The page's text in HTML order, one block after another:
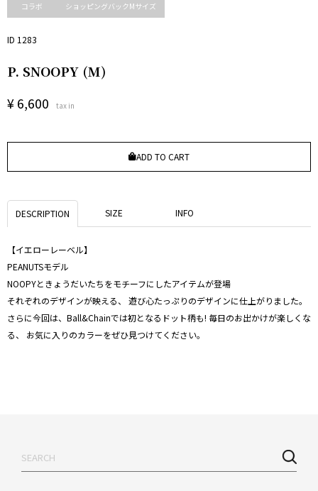
コラボ ショッピングバックMサイズ
ID 1283
P. SNOOPY (M)
¥6,600 tax in
ADD TO CART
DESCRIPTION SIZE INFO
【イエローレーベル】
PEANUTSモデル
NOOPYときょうだいたちをモチーフにしたアイテムが登場
それぞれのデザインが映える、 遊び心たっぷりのデザインに仕上がりました。
さらに今回は、Ball&Chainでは初となるドット柄も! 毎日のお出かけが楽しくな
る、 お気に入りのカラーをぜひ見つけてください。